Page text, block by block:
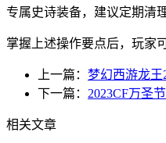
专属史诗装备，建议定期清
掌握上述操作要点后，玩家
上一篇： 梦幻西游龙
下一篇： 2023CF万圣
相关文章